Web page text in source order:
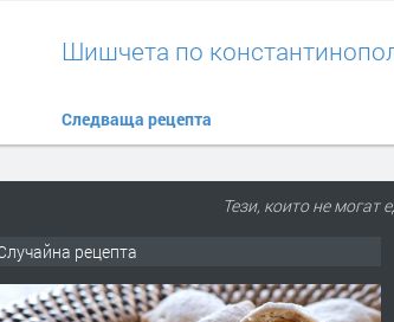
Шишчета по
Следваща рецепта
Тези, които не могат
рецепта